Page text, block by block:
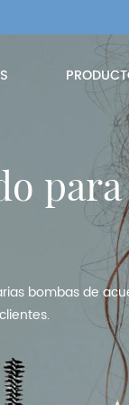
bombas de
bombas de
bombas de